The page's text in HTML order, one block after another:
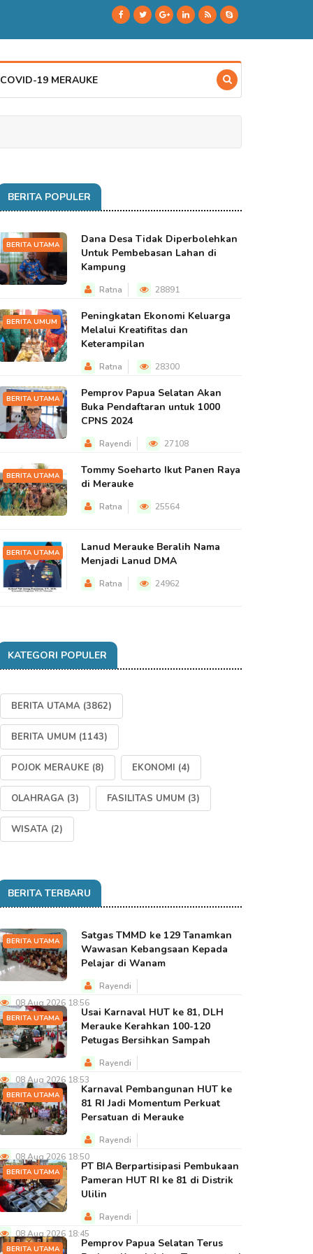
19 MERAUKE
BERITA POPULER
BERITA UTAMA
Dana Desa Tidak Diperbolehkan
Untuk Pembebasan Lahan di
Kampung
Ratna 28891
BERITA UMUM
Peningkatan Ekonomi Keluarga
Melalui Kreatifitas dan
Keterampilan
Ratna 28300
BERITA UTAMA
Pemprov Papua Selatan Akan
Buka Pendaftaran untuk 1000
CPNS 2024
Rayendi 27108
BERITA UTAMA
Tommy Soeharto Ikut Panen Raya
di Merauke
Ratna 25564
BERITA UTAMA
Lanud Merauke Beralih Nama
Menjadi Lanud DMA
Ratna 24962
KATEGORI POPULER
BERITA UTAMA (3862)
BERITA UMUM (1143)
POJOK MERAUKE (8) EKONOMI (4)
OLAHRAGA (3) FASILITAS UMUM (3)
WISATA (2)
BERITA TERBARU
BERITA UTAMA
Satgas TMMD ke 129 Tanamkan
Wawasan Kebangsaan Kepada
Pelajar di Wanam
Rayendi
08 Aug 2026 18:56
BERITA UTAMA
Usai Karnaval HUT ke 81, DLH
Merauke Kerahkan 100-120
Petugas Bersihkan Sampah
Rayendi
08 Aug 2026 18:53
BERITA UTAMA
Karnaval Pembangunan HUT ke
81 RI Jadi Momentum Perkuat
Persatuan di Merauke
Rayendi
08 Aug 2026 18:50
BERITA UTAMA
PT BIA Berpartisipasi Pembukaan
Pameran HUT RI ke 81 di Distrik
Ulilin
Rayendi
08 Aug 2026 18:45
BERITA UTAMA
Pemprov Papua Selatan Terus